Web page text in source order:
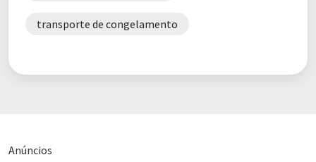
transporte de congelamento
Anúncios